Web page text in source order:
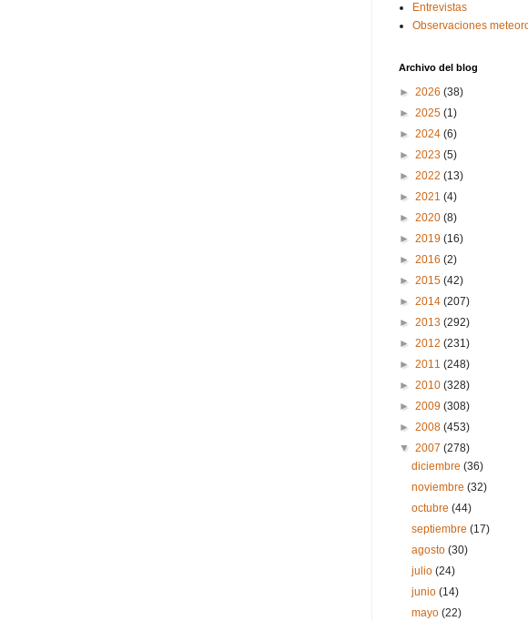
Entrevistas
Observaciones
Archivo del blog
► 2026 (38)
► 2025 (1)
► 2024 (6)
► 2023 (5)
► 2022 (13)
► 2021 (4)
► 2020 (8)
► 2019 (16)
► 2016 (2)
► 2015 (42)
► 2014 (207)
► 2013 (292)
► 2012 (231)
► 2011 (248)
► 2010 (328)
► 2009 (308)
► 2008 (453)
▼ 2007 (278)
diciembre(36)
noviembre(32)
octubre(44)
septiembre(17)
agosto(30)
julio(24)
junio(14)
mayo(22)